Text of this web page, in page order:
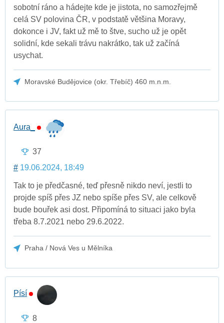
sobotní ráno a hádejte kde je jistota, no samozřejmě
celá SV polovina ČR, v podstatě většina Moravy,
dokonce i JV, fakt už mě to štve, sucho už je opět
solidní, kde sekali trávu nakrátko, tak už začíná
usychat.
Moravské Budějovice (okr. Třebíč) 460 m.n.m.
Aura_
37
# 19.06.2024, 18:49
Tak to je předčasné, teď přesně nikdo neví, jestli to
projde spíš přes JZ nebo spíše přes SV, ale celkově
bude bouřek asi dost. Připomíná to situaci jako byla
třeba 8.7.2021 nebo 29.6.2022.
Praha / Nová Ves u Mělníka
Písí
8